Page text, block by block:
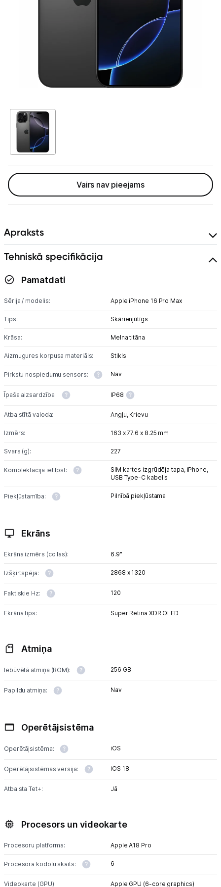
Telefoni, planšetdatori
Mobilie telefoni un viedtālruņi
Telefona vāciņi un maciņi
Atmiņas kartes
Akumulatori (Power bank)
Auto telefona turētāji
Piederumi
Skaistumkopšana
Sports un atpūta
Piegāde un apmaksa
Uzņēmumiem
Kontakti
Vairs nav pieejams
Apraksts
Tehniskā specifikācija
Pamatdati
Sērija / modelis: Apple iPhone 16 Pro Max
Tips: Skārienjūtīgs
Krāsa: Melna titāna
Aizmugures korpusa materiāls: Stikls
Pirkstu nospiedumu sensors: Nav
Īpaša aizsardzība: IP68
Atbalstītā valoda: Angļu, Krievu
Izmērs: 163 x 77.6 x 8.25 mm
Svars (g): 227
Komplektācijā ietilpst: SIM kartes izgrūdēja tapa, iPhone,
USB Type-C kabelis
Piekļūstamība: Pilnībā piekļūstama
Ekrāns
Ekrāna izmērs (collas): 6.9"
Izšķirtspēja: 2868 x 1320
Faktiskie Hz: 120
Ekrāna tips: Super Retina XDR OLED
Atmiņa
Iebūvētā atmiņa (ROM): 256 GB
Papildu atmiņa: Nav
Operētājsistēma
Operētājsistēma: iOS
Operētājsistēmas versija: iOS 18
Atbalsta Tet+: Jā
Procesors un videokarte
Procesoru platforma: Apple A18 Pro
Procesora kodolu skaits: 6
Videokarte (GPU): Apple GPU (6-core graphics)